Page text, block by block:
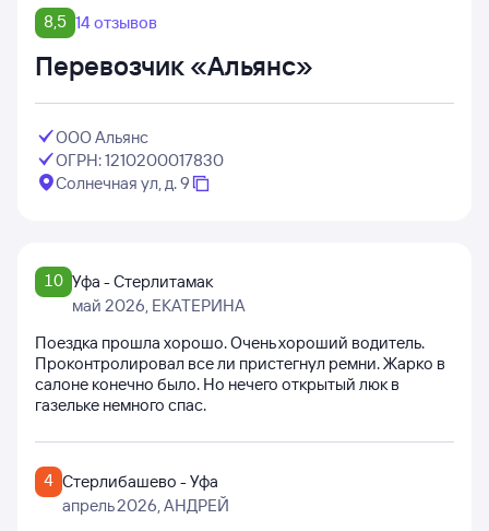
8,5 14 отзывов
Перевозчик «Альянс»
ООО Альянс
ОГРН: 1210200017830
Солнечная ул, д. 9
10 Уфа - Стерлитамак
май 2026, ЕКАТЕРИНА
Поездка прошла хорошо. Очень хороший водитель.
Проконтролировал все ли пристегнул ремни. Жарко в
салоне конечно было. Но нечего открытый люк в
газельке немного спас.
4 Стерлибашево - Уфа
апрель 2026, АНДРЕЙ